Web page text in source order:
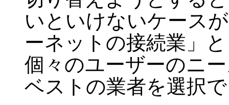
いといけないケース
ーネットの接続業」
個々のユーザーのニ
ベストの業者を選択